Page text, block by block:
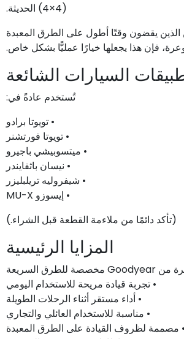
(4×4) الحديثة.
الذين يقضون وقتًا أطول على الطرق المعبدة
فإن هذا يجعلها خيارًا عمليًّا بشكل خاص.
السيارات الشائعة
تُستخدم عادةً في:
• تويوتا برادو
• تويوتا فورتشنر
• ميتسوبيشي باجيرو
• نيسان باثفايندر
• شيفروليه تريلبليزر
• إيسوزو MU-X
(تأكد دائمًا من ملاءمة القطعة قبل الشراء.)
المزايا الرئيسية
• تجربة قيادة مريحة للاستخدام اليومي
• أداء مستقر أثناء الرحلات الطويلة
• مناسبة للاستخدام العائلي والتجاري
• مصممة لظروف القيادة على الطرق المعبدة